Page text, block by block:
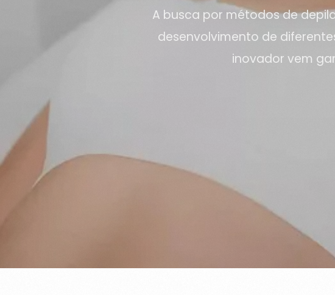
A busca por métodos de
desenvolvimento de
inovador vem